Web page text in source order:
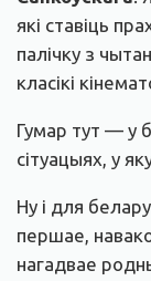
які ставіць
палічку з
класікі
Гумар тут — у
сітуацыях, у
Ну і для
першае,
нагадвае